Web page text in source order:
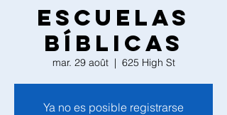
Escuelas
bíblicas
mar. 29 août
  |
625 High St
Ya no es posible registrarse